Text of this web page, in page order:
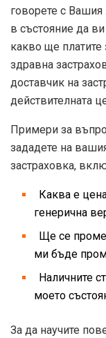
говорете с
в състояние да
какво ще платите
здравна
доставчик на
действителната
Примери за
зададете на
застраховка,
Каква е
генерична
Ще се
ми бъде
Наличните
моето
За да научите